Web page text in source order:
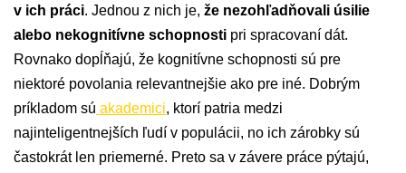
v ich práci. Jednou z nich je, že nezohľadňovali úsilie
alebo nekognitívne schopnosti pri spracovaní dát.
Rovnako dopĺňajú, že kognitívne schopnosti sú pre
niektoré povolania relevantnejšie ako pre iné. Dobrým
príkladom sú akademici, ktorí patria medzi
najinteligentnejších ľudí v populácii, no ich zárobky sú
častokrát len priemerné. Preto sa v závere práce pýtajú,